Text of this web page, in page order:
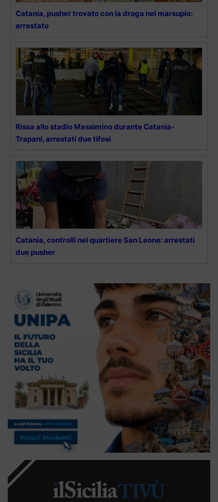
Catania, pusher trovato con la droga nel marsupio:
arrestato
Rissa allo stadio Massimino durante Catania-
Trapani, arrestati due tifosi
Catania, controlli nel quartiere San Leone: arrestati
due pusher